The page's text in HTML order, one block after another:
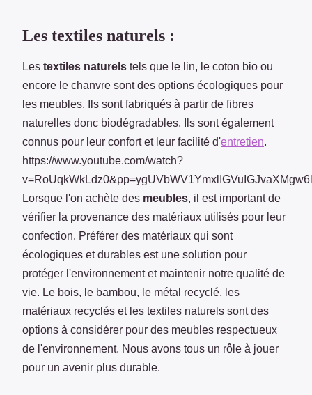
Les textiles naturels :
Les textiles naturels tels que le lin, le coton bio ou
encore le chanvre sont des options écologiques pour
les meubles. Ils sont fabriqués à partir de fibres
naturelles donc biodégradables. Ils sont également
connus pour leur confort et leur facilité d'entretien.
https://www.youtube.com/watch?
Lorsque l'on achète des meubles, il est important de
vérifier la provenance des matériaux utilisés pour leur
confection. Préférer des matériaux qui sont
écologiques et durables est une solution pour
protéger l'environnement et maintenir notre qualité de
vie. Le bois, le bambou, le métal recyclé, les
matériaux recyclés et les textiles naturels sont des
options à considérer pour des meubles respectueux
de l'environnement. Nous avons tous un rôle à jouer
pour un avenir plus durable.